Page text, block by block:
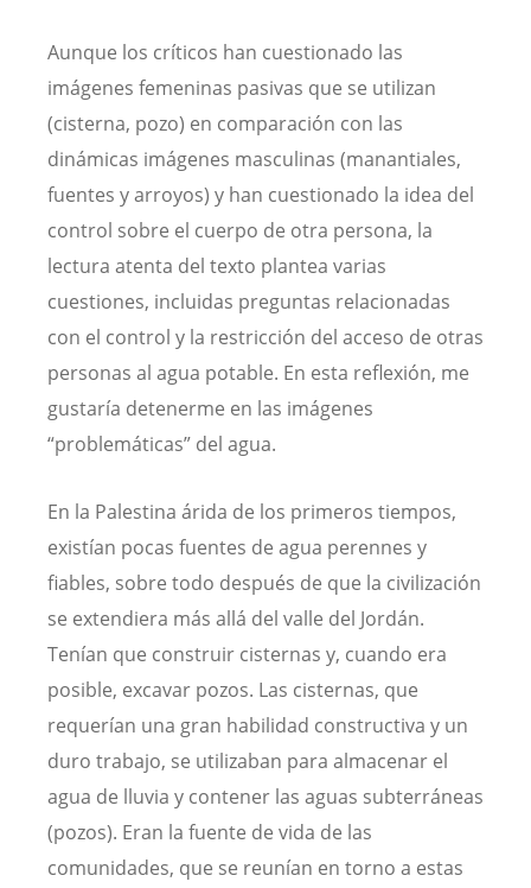
Aunque los críticos han cuestionado las
imágenes femeninas pasivas que se utilizan
(cisterna, pozo) en comparación con las
dinámicas imágenes masculinas (manantiales,
fuentes y arroyos) y han cuestionado la idea del
control sobre el cuerpo de otra persona, la
lectura atenta del texto plantea varias
cuestiones, incluidas preguntas relacionadas
con el control y la restricción del acceso de otras
personas al agua potable. En esta reflexión, me
gustaría detenerme en las imágenes
“problemáticas” del agua.
En la Palestina árida de los primeros tiempos,
existían pocas fuentes de agua perennes y
fiables, sobre todo después de que la civilización
se extendiera más allá del valle del Jordán.
Tenían que construir cisternas y, cuando era
posible, excavar pozos. Las cisternas, que
requerían una gran habilidad constructiva y un
duro trabajo, se utilizaban para almacenar el
agua de lluvia y contener las aguas subterráneas
(pozos). Eran la fuente de vida de las
comunidades, que se reunían en torno a estas